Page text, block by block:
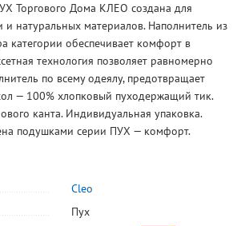
Торгового Дома КЛЕО создана для
и натуральных материалов. Наполнитель из
категории обеспечивает комфорт в
технология позволяет равномерно
по всему одеялу, предотвращает
— 100% хлопковый пуходержащий тик.
канта. Индивидуальная упаковка.
подушками серии ПУХ — комфорт.
Cleo
Пух